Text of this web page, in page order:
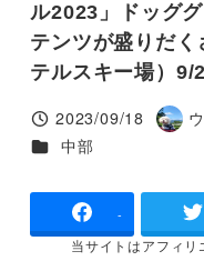
ル2023」ドッグ
テンツが盛りだ
テルスキー場）9/
投稿日
2023/09/18
著
カテゴリー
中部
-
当サイトはアフィリ